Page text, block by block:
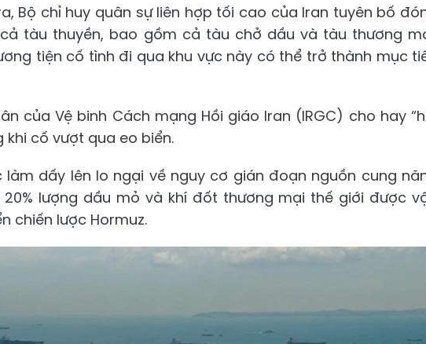
Bộ chỉ huy quân sự liên hợp tối cao của Iran tuyên bố
tàu thuyền, bao gồm cả tàu chở dầu và tàu thương
tiện cố tình đi qua khu vực này có thể trở thành mục
của Vệ binh Cách mạng Hồi giáo Iran (IRGC) cho hay
cố vượt qua eo biển.
làm dấy lên lo ngại về nguy cơ gián đoạn nguồn cung
lượng dầu mỏ và khí đốt thương mại thế giới được
chiến lược Hormuz.